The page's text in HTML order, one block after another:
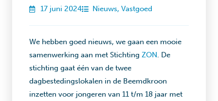
17 juni 2024 Nieuws, Vastgoed
We hebben goed nieuws, we gaan een mooie
samenwerking aan met Stichting ZON. De
stichting gaat één van de twee
dagbestedingslokalen in de Beemdkroon
inzetten voor jongeren van 11 t/m 18 jaar met